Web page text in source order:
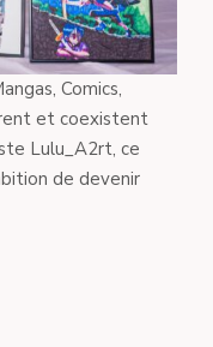
Comics,
et coexistent
Lulu_A2rt, ce
de devenir